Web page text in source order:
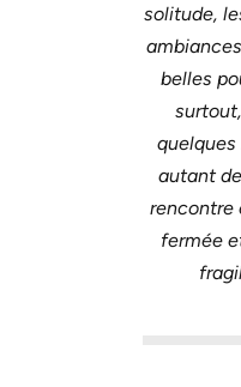
solitude,
belles
autant
rencontre
fermée